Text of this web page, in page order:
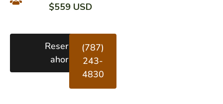
$559 USD
Reserva
ahora
(787)
243-
4830